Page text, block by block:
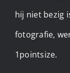
hij niet bezig
fotografie,
1pointsize.